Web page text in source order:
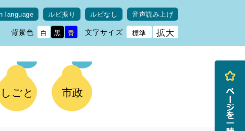
language ルビ振り ルビなし 音声読み上げ
背景色 白 黒 青 文字サイズ 標準 拡大
しごと 市政